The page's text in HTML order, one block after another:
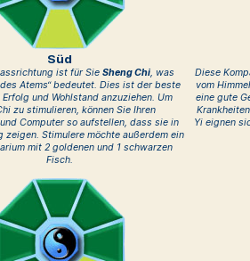
Süd
ist für Sie Sheng Chi, was
Atems“ bedeutet. Dies ist der beste
Erfolg und Wohlstand anzuziehen. Um
zu stimulieren, können Sie Ihren
Computer so aufstellen, dass sie in
zeigen. Stimulere möchte außerdem ein
mit 2 goldenen und 1 schwarzen
Fisch.
Diese
vom
eine gute
Yi eignen